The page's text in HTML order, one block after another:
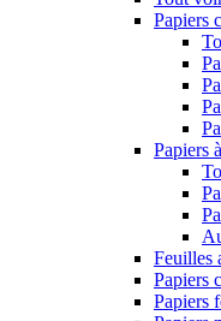
Papiers
Papiers
Feuilles
Papiers
Papiers